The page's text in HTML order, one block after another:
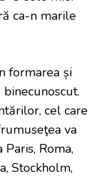
ca-n marile
formarea și
cel care
va
Roma,
Stockholm,